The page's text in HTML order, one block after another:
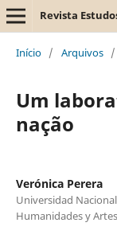
Revista
Início / Arquivos /
Um
nação
Verónica Perera
Universidad
Humanidades y Artes